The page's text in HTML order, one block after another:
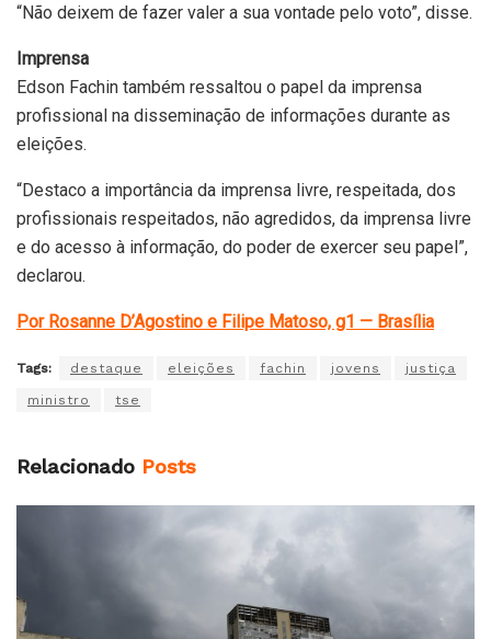
“Não deixem de fazer valer a sua vontade pelo voto”, disse.
Imprensa
Edson Fachin também ressaltou o papel da imprensa
profissional na disseminação de informações durante as
eleições.
“Destaco a importância da imprensa livre, respeitada, dos
profissionais respeitados, não agredidos, da imprensa livre
e do acesso à informação, do poder de exercer seu papel”,
declarou.
Por Rosanne D’Agostino e Filipe Matoso, g1 — Brasília
Tags: destaque eleições fachin jovens justiça
ministro tse
Relacionado Posts